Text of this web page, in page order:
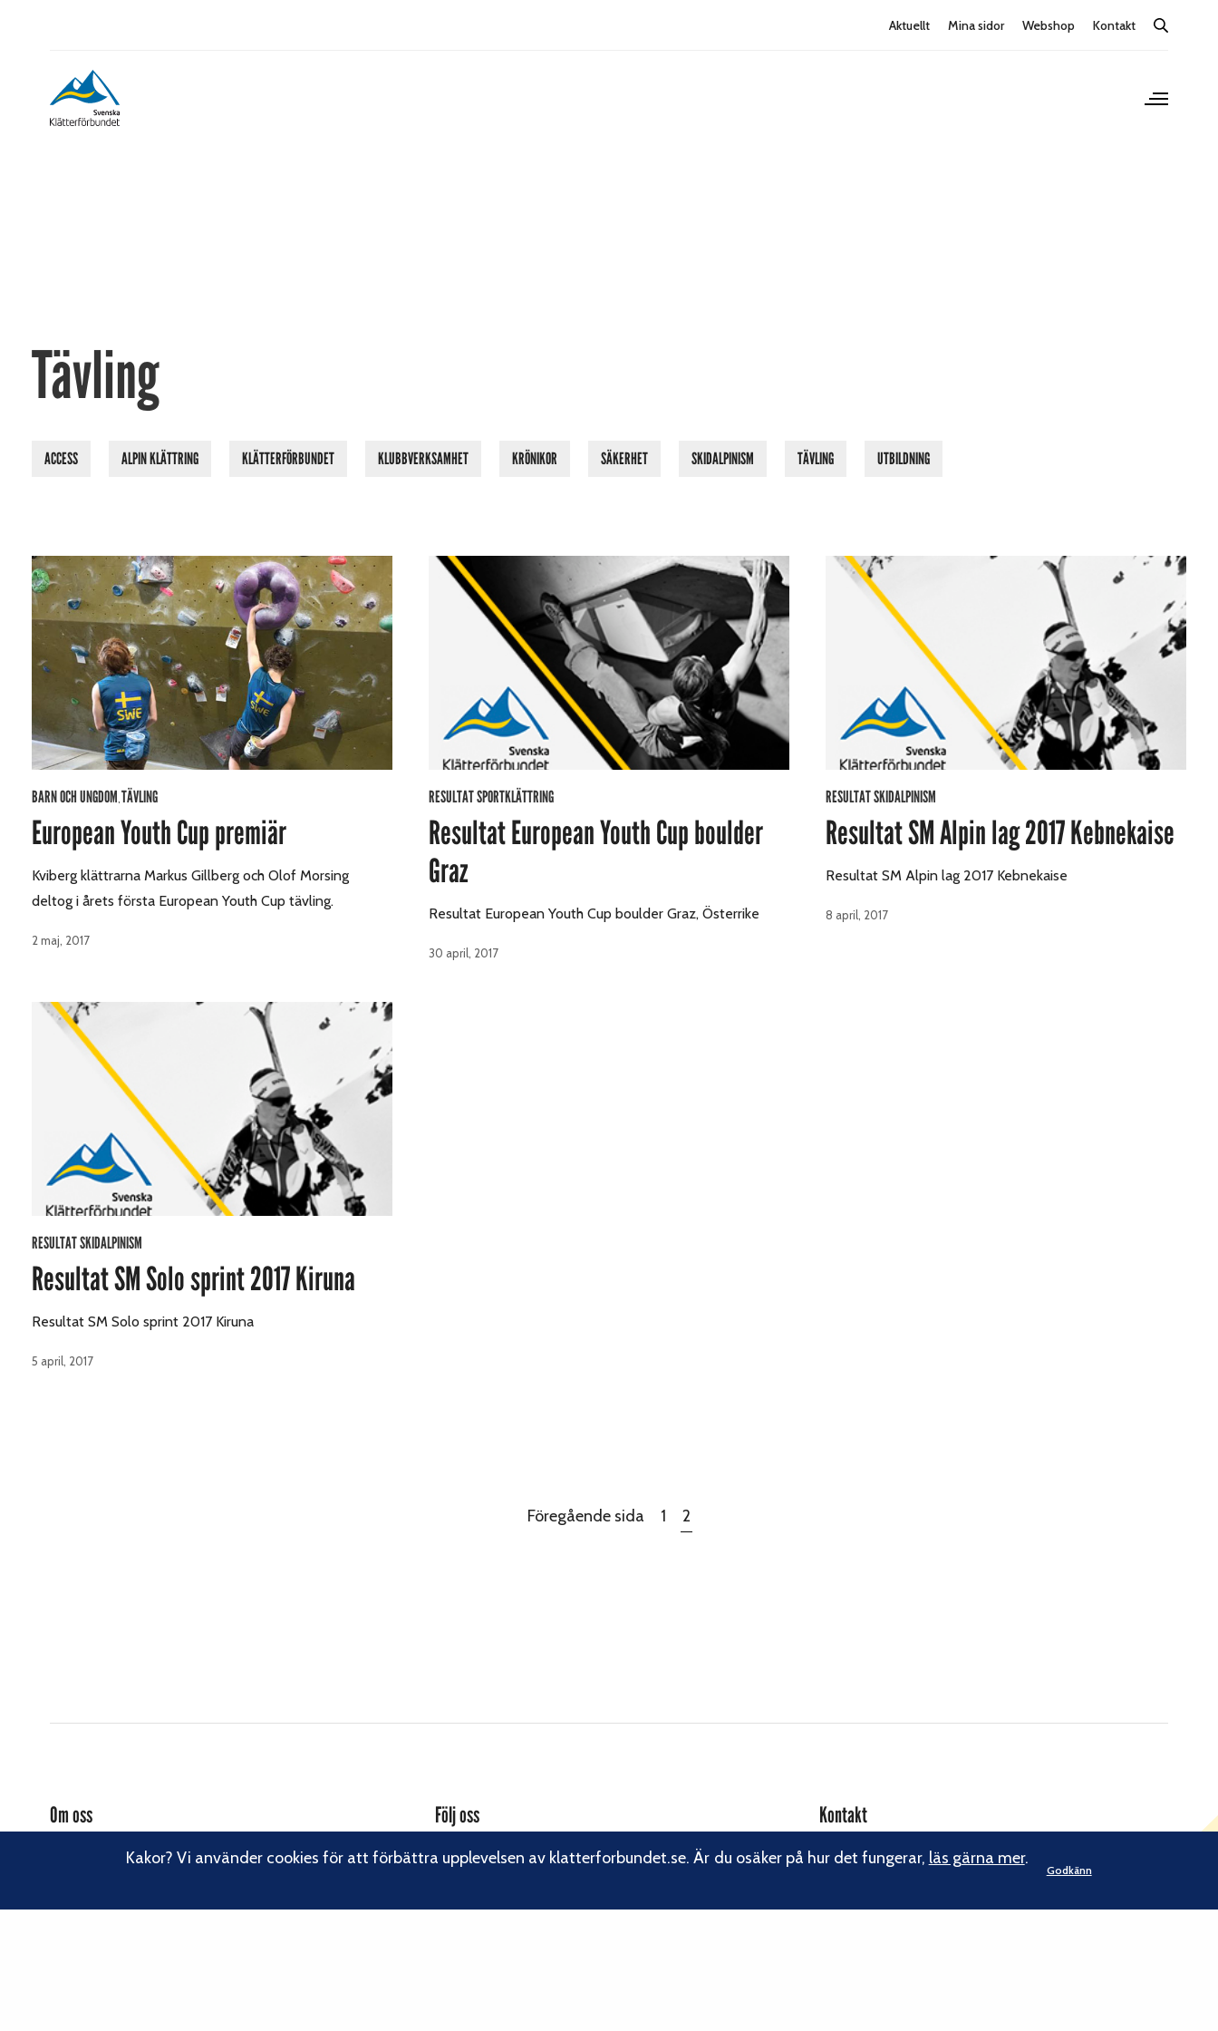
Aktuellt Mina sidor Webshop Kontakt
Tävling
ACCESS ALPIN KLÄTTRING KLÄTTERFÖRBUNDET KLUBBVERKSAMHET KRÖNIKOR SÄKERHET SKIDALPINISM TÄVLING UTBILDNING
BARN OCH UNGDOM TÄVLING
European Youth Cup premiär
Kviberg klättrarna Markus Gillberg och Olof Morsing
deltog i årets första European Youth Cup tävling.
2 maj, 2017
RESULTAT SPORTKLÄTTRING
Resultat European Youth Cup boulder
Graz
Resultat European Youth Cup boulder Graz, Österrike
30 april, 2017
RESULTAT SKIDALPINISM
Resultat SM Alpin lag 2017 Kebnekaise
Resultat SM Alpin lag 2017 Kebnekaise
8 april, 2017
RESULTAT SKIDALPINISM
Resultat SM Solo sprint 2017 Kiruna
Resultat SM Solo sprint 2017 Kiruna
5 april, 2017
Föregående sida 1 2
Om oss
Svenska Klätterförbundet består av ett 80-tal klubbar och över
talan, oavsett om du är medlem eller inte.Läs om vårt
Följ oss
Facebook
Kontakt
Svenska Klätterförbundet
Kakor? Vi använder cookies för att förbättra upplevelsen av klatterforbundet.se. Är du osäker på hur det fungerar, läs gärna mer.
Godkänn